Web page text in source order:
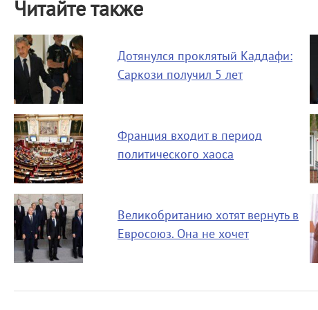
Читайте также
Дотянулся проклятый Каддафи:
Саркози получил 5 лет
Франция входит в период
политического хаоса
Великобританию хотят вернуть в
Евросоюз. Она не хочет